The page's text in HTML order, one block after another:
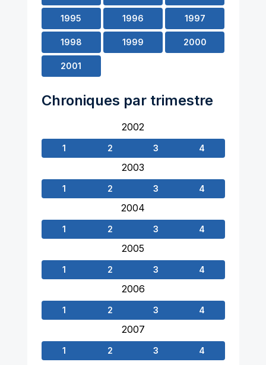
1995 1996 1997
1998 1999 2000
2001
Chroniques par trimestre
2002
1 2 3 4
2003
1 2 3 4
2004
1 2 3 4
2005
1 2 3 4
2006
1 2 3 4
2007
1 2 3 4